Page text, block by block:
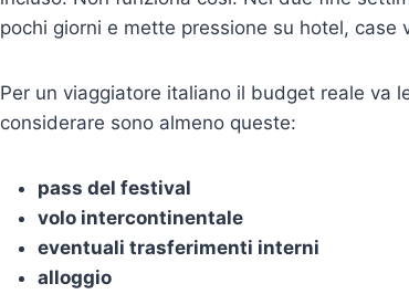
pochi giorni e mette pressione su hotel,
Per un viaggiatore italiano il budget reale va
considerare sono almeno queste:
pass del festival
volo intercontinentale
eventuali trasferimenti interni
alloggio